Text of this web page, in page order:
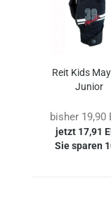
Reit Kids
Junior
bisher 19,90
jetzt 17,91
Sie sparen